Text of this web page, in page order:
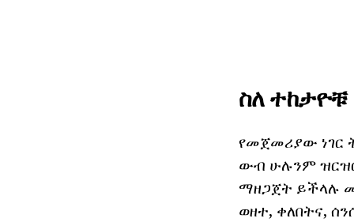
ስለ ተከታዮቹ
የመጀመሪያው ነገር
ውብ ሁሉንም
ማዘጋጀት ይችላሉ
ወዘተ, ቀለበትና,